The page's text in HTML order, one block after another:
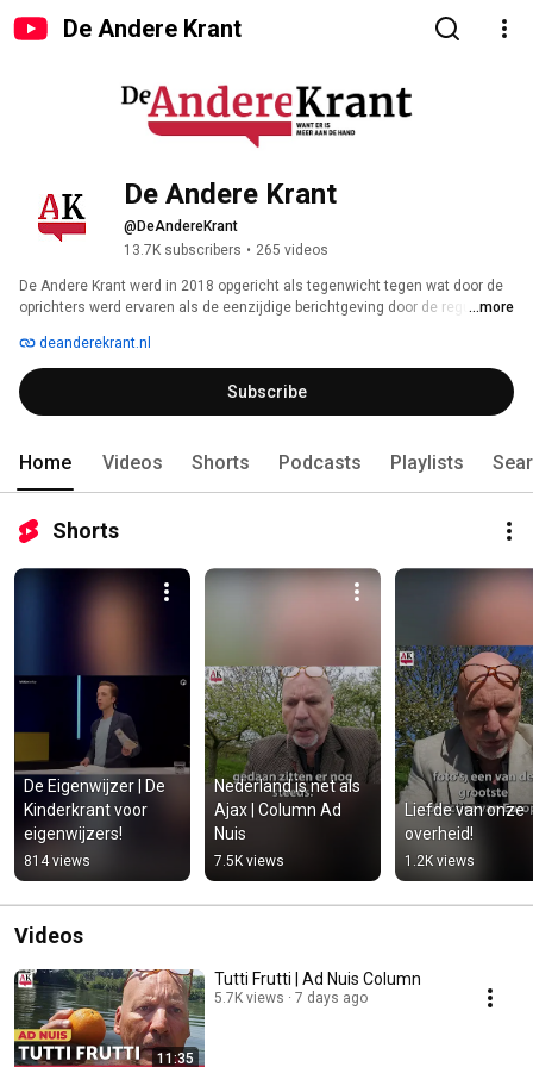
De Andere Krant
De Andere Krant
@DeAndereKrant
13.7K subscribers • 265 videos
De Andere Krant werd in 2018 opgericht als tegenwicht tegen wat door de
oprichters werd ervaren als de eenzijdige berichtgeving door de reguliere
...more
deanderekrant.nl
Subscribe
Home Videos Shorts Podcasts Playlists
Shorts
De Eigenwijzer | De
Kinderkrant voor
eigenwijzers!
814 views
Nederland is net als
Ajax | Column Ad
Nuis
7.5K views
Liefde van onze
overheid!
1.2K views
Videos
11:35
Tutti Frutti | Ad Nuis Column
5.7K views 7 days ago